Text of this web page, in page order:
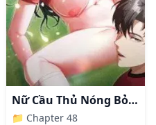
Nữ Cầu Thủ Nóng Bỏng
📁 Chapter 48